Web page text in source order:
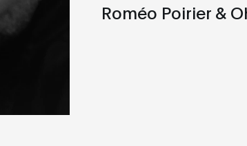
Roméo Poirier &